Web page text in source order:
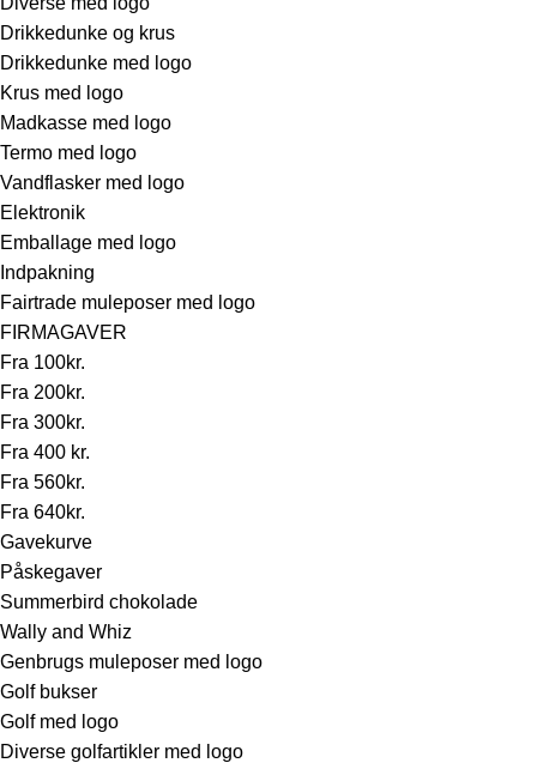
Drikkedunke og krus
Drikkedunke med logo
Krus med logo
Madkasse med logo
Termo med logo
Vandflasker med logo
Elektronik
Emballage med logo
Indpakning
Fairtrade muleposer med logo
FIRMAGAVER
Fra 100kr.
Fra 200kr.
Fra 300kr.
Fra 400 kr.
Fra 560kr.
Fra 640kr.
Gavekurve
Påskegaver
Summerbird chokolade
Wally and Whiz
Genbrugs muleposer med logo
Golf bukser
Golf med logo
Diverse golfartikler med logo